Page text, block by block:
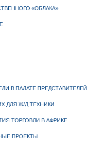
«ОБЛАКА»
В ПАЛАТЕ ПРЕДСТАВИТЕЛЕЙ
ДЛЯ Ж/Д ТЕХНИКИ
ТОРГОВЛИ В АФРИКЕ
ПРОЕКТЫ